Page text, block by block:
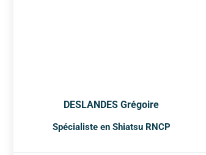
DESLANDES Grégoire
Spécialiste en Shiatsu RNCP